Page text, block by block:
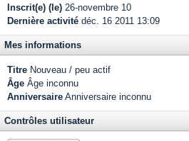
Inscrit(e) (le) 26-novembre 10
Dernière activité déc. 16 2011 13:09
Mes informations
Titre Nouveau / peu actif
Âge Âge inconnu
Anniversaire Anniversaire inconnu
Contrôles utilisateur